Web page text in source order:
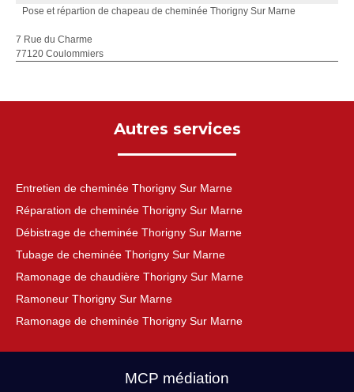
Pose et répartion de chapeau de cheminée Thorigny Sur Marne
7 Rue du Charme
77120 Coulommiers
Autres services
Entretien de cheminée Thorigny Sur Marne
Réparation de cheminée Thorigny Sur Marne
Débistrage de cheminée Thorigny Sur Marne
Tubage de cheminée Thorigny Sur Marne
Ramonage de chaudière Thorigny Sur Marne
Ramoneur Thorigny Sur Marne
Ramonage de cheminée Thorigny Sur Marne
MCP médiation